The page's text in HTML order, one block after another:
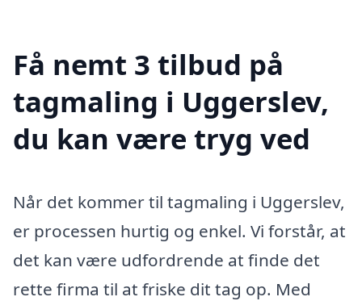
Få nemt 3 tilbud på
tagmaling i Uggerslev,
du kan være tryg ved
Når det kommer til tagmaling i Uggerslev,
er processen hurtig og enkel. Vi forstår, at
det kan være udfordrende at finde det
rette firma til at friske dit tag op. Med